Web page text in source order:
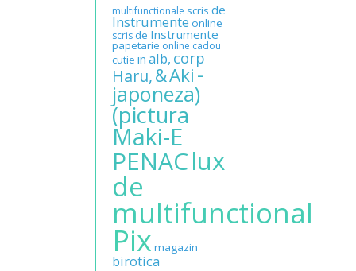
multifunctionale scris de
Instrumente online
scris de Instrumente
papetarie online cadou
cutie in alb, corp
Haru,&Aki-
japoneza)
(pictura
Maki-E
PENAClux
de
multifunctional
Pix magazin
birotica